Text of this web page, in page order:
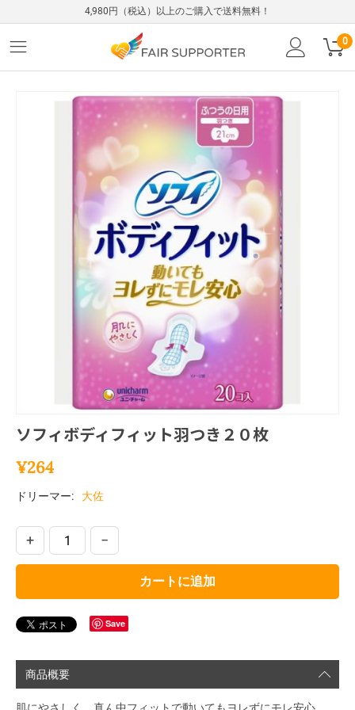
4,980円（税込）以上のご購入で送料無料！
0
ソフィボディフィット羽つき２０枚
¥264
ドリーマー: 大佐
+ −
カートに追加
Save
商品概要